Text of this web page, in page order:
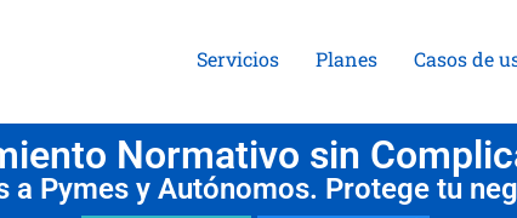
Servicios Planes Casos de
Normativo sin
Pymes y Autónomos. Protege tu